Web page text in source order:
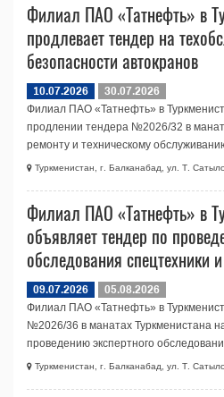
Филиал ПАО «Татнефть» в
продлевает тендер на
безопасности автокранов
10.07.2026
30.07.2026
Филиал ПАО «Татнефть» в
продлении тендера №2026/32 в
ремонту и техническому
Туркменистан, г. Балканабад, ул. Т.
Филиал ПАО «Татнефть» в
объявляет тендер по
обследования спецтехники
09.07.2026
05.08.2026
Филиал ПАО «Татнефть» в
№2026/36 в манатах Туркменистана
проведению экспертного
Туркменистан, г. Балканабад, ул. Т.